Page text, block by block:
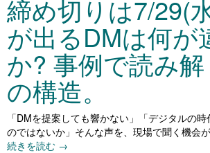
締め切りは7/29(
が出るDMは何が
か? 事例で読み
の構造。
「DMを提案しても響かない」「デジタルの
のではないか」 そんな声を、現場で聞く機会
続きを読む →